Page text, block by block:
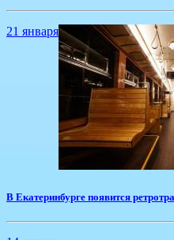
21 января
В Екатеринбурге появится